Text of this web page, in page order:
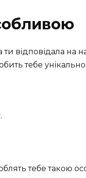
відповідала на
тебе
тебе такою